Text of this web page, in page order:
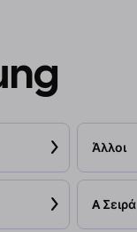
Άλλοι
A Σειρά